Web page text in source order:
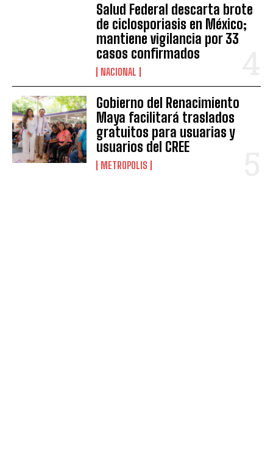
Salud Federal descarta brote
de ciclosporiasis en México;
mantiene vigilancia por 33
casos confirmados
NACIONAL
Gobierno del Renacimiento
Maya facilitará traslados
gratuitos para usuarias y
usuarios del CREE
METROPOLIS